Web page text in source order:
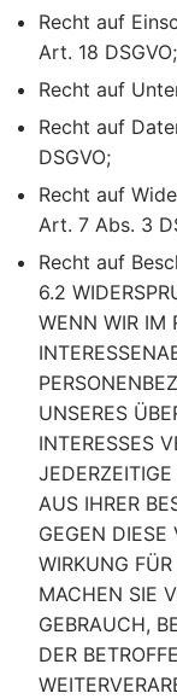
Recht auf
Art. 18 DSGVO;
Recht auf
Recht auf
DSGVO;
Recht auf
Art. 7 Abs. 3
Recht auf
6.2
WENN WIR IM
UNSERES
INTERESSES
AUS IHRER
GEGEN DIESE
WIRKUNG
MACHEN SIE
GEBRAUCH,
DER